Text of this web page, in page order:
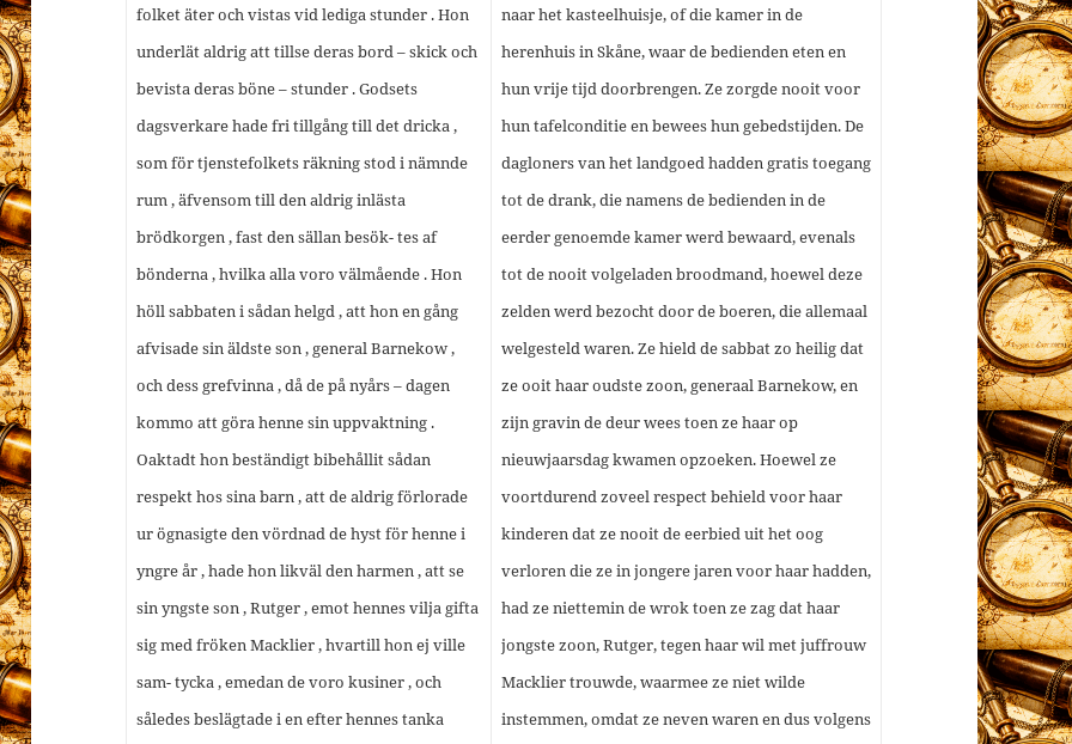
folket äter och vistas vid lediga stunder . Hon
underlät aldrig att tillse deras bord – skick och
bevista deras böne – stunder . Godsets
dagsverkare hade fri tillgång till det dricka ,
som för tjenstefolkets räkning stod i nämnde
rum , äfvensom till den aldrig inlästa
brödkorgen , fast den sällan besök- tes af
bönderna , hvilka alla voro välmående . Hon
höll sabbaten i sådan helgd , att hon en gång
afvisade sin äldste son , general Barnekow ,
och dess grefvinna , då de på nyårs – dagen
kommo att göra henne sin uppvaktning .
Oaktadt hon beständigt bibehållit sådan
respekt hos sina barn , att de aldrig förlorade
ur ögnasigte den vördnad de hyst för henne i
yngre år , hade hon likväl den harmen , att se
sin yngste son , Rutger , emot hennes vilja gifta
sig med fröken Macklier , hvartill hon ej ville
sam- tycka , emedan de voro kusiner , och
således beslägtade i en efter hennes tanka
naar het kasteelhuisje, of die kamer in de
herenhuis in Skåne, waar de bedienden eten en
hun vrije tijd doorbrengen. Ze zorgde nooit voor
hun tafelconditie en bewees hun gebedstijden. De
dagloners van het landgoed hadden gratis toegang
tot de drank, die namens de bedienden in de
eerder genoemde kamer werd bewaard, evenals
tot de nooit volgeladen broodmand, hoewel deze
zelden werd bezocht door de boeren, die allemaal
welgesteld waren. Ze hield de sabbat zo heilig dat
ze ooit haar oudste zoon, generaal Barnekow, en
zijn gravin de deur wees toen ze haar op
nieuwjaarsdag kwamen opzoeken. Hoewel ze
voortdurend zoveel respect behield voor haar
kinderen dat ze nooit de eerbied uit het oog
verloren die ze in jongere jaren voor haar hadden,
had ze niettemin de wrok toen ze zag dat haar
jongste zoon, Rutger, tegen haar wil met juffrouw
Macklier trouwde, waarmee ze niet wilde
instemmen, omdat ze neven waren en dus volgens